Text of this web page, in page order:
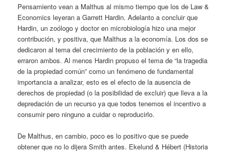
Pensamiento vean a Malthus al mismo tiempo que los de Law &
Economics leyeran a Garrett Hardin. Adelanto a concluir que
Hardin, un zoólogo y doctor en microbiología hizo una mejor
contribución, y positiva, que Malthus a la economía. Los dos se
dedicaron al tema del crecimiento de la población y en ello,
erraron ambos. Al menos Hardin propuso el tema de “la tragedia
de la propiedad común” como un fenómeno de fundamental
importancia a analizar, esto es el efecto de la ausencia de
derechos de propiedad (o la posibilidad de excluir) que lleva a la
depredación de un recurso ya que todos tenemos el incentivo a
consumir pero ninguno a cuidar o reproducirlo.
De Malthus, en cambio, poco es lo positivo que se puede
obtener que no lo dijera Smith antes. Ekelund & Hébert (Historia